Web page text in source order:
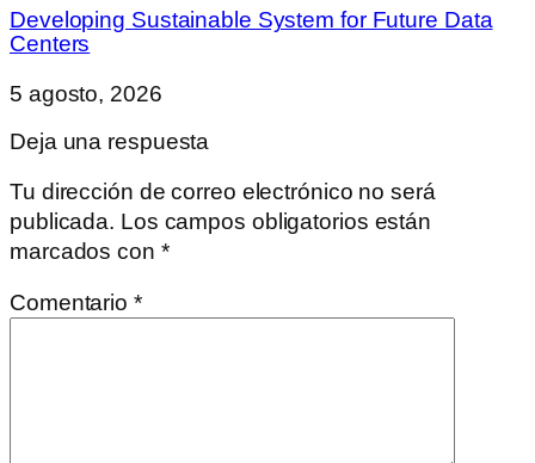
Developing Sustainable System for Future Data
Centers
5 agosto, 2026
Deja una respuesta
Tu dirección de correo electrónico no será
publicada. Los campos obligatorios están
marcados con *
Comentario *